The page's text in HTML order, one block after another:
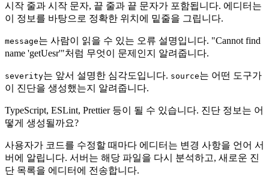
시작 줄과 시작 문자, 끝 줄과 끝 문자가 포함됩니다. 에디터는
이 정보를 바탕으로 정확한 위치에 밑줄을 그립니다.
message는 사람이 읽을 수 있는 오류 설명입니다. "Cannot find
name 'getUesr'"처럼 무엇이 문제인지 알려줍니다.
severity는 앞서 설명한 심각도입니다. source는 어떤 도구가
이 진단을 생성했는지 알려줍니다.
TypeScript, ESLint, Prettier 등이 될 수 있습니다. 진단 정보는 어
떻게 생성될까요?
사용자가 코드를 수정할 때마다 에디터는 변경 사항을 언어 서
버에 알립니다. 서버는 해당 파일을 다시 분석하고, 새로운 진
단 목록을 에디터에 전송합니다.